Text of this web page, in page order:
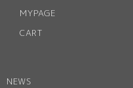
MYPAGE
CART
NEWS